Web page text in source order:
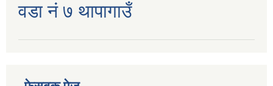
वडा नं ७ थापागाउँ